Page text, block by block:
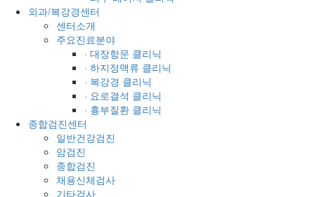
외과/복강경센터
센터소개
주요진료분야
· 대장항문 클리닉
· 하지정맥류 클리닉
· 복강경 클리닉
· 요로결석 클리닉
· 흉부질환 클리닉
종합검진센터
일반건강검진
암검진
종합검진
채용신체검사
기타검사